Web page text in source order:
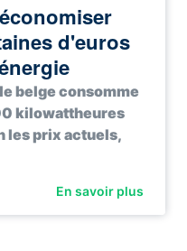
d'euros
belge consomme
kilowattheures
les prix actuels,
En savoir plus